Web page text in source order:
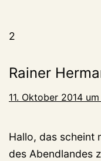
2
Rainer
11. Oktober 2014
Hallo, das scheint
des Abendlandes